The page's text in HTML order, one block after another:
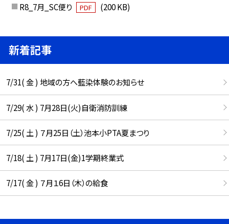
R8_7月_SC便り PDF (200 KB)
新着記事
7/31( 金 ) 地域の方へ藍染体験のお知らせ
7/29( 水 ) 7月28日(火)自衛消防訓練
7/25( 土 ) ７月25日（土）池本小PTA夏まつり
7/18( 土 ) 7月17日(金)1学期終業式
7/17( 金 ) ７月１6日（木）の給食